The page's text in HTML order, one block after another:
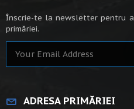
Înscrie-te la newsletter pentru
primăriei.
ADRESA PRIMĂRIEI